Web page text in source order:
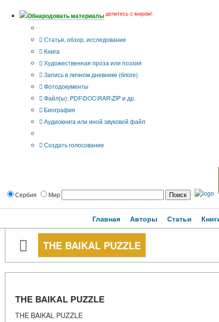
Обнародовать материалы делитесь с миром!
Статья, обзор, исследование
Книга
Художественная проза или поэзия
Запись в личном дневнике (блоге)
Фотодокументы
Файл(ы): PDF\DOC\RAR\ZIP и др.
Биография
Аудиокнига или иной звуковой файл
Создать голосование
Сербия Мир
Главная Авторы Статьи
THE BAIKAL PUZZLE
THE BAIKAL PUZZLE
THE BAIKAL PUZZLE